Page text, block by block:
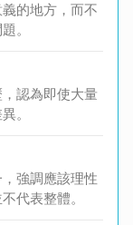
的地方，而不
。
認為即使大量
。
強調應該理性
代表整體。